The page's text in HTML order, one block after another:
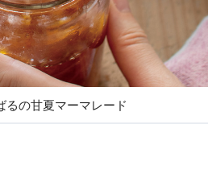
るの甘夏マーマレード